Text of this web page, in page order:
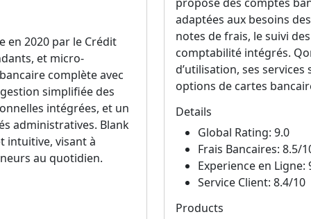
en 2020 par le Crédit
et micro-
complète avec
simplifiée des
intégrées, et un
administratives. Blank
intuitive, visant à
au quotidien.
adaptées aux besoins
notes de frais, le suivi
comptabilité intégrés.
d’utilisation, ses
options de cartes
Details
Global Rating: 9.0
Frais Bancaires: 8.5/
Experience en Ligne:
Service Client: 8.4/10
Products